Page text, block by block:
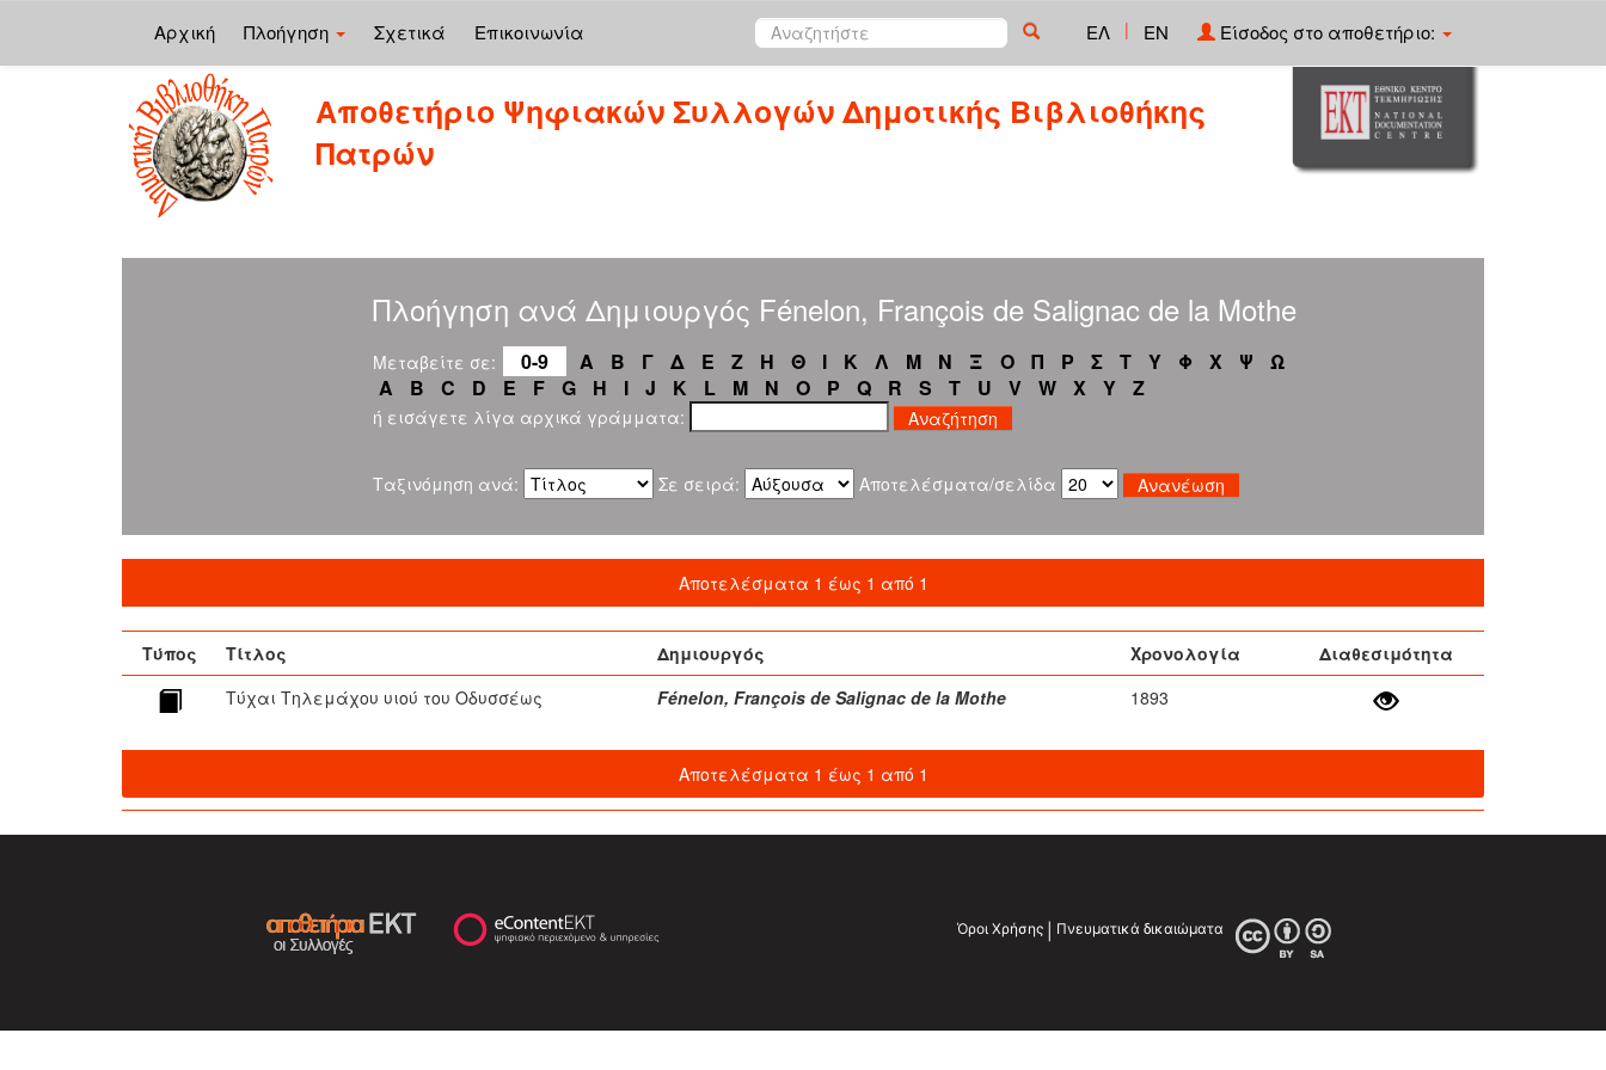
Αρχική Πλοήγηση Σχετικά Επικοινωνία ΕΛ | EN Είσοδος στο αποθετήριο:
Αποθετήριο Ψηφιακών Συλλογών Δημοτικής Βιβλιοθήκης
Πατρών
Πλοήγηση ανά Δημιουργός Fénelon, François de Salignac de la Mothe
Μεταβείτε σε: 0-9 Α Β Γ Δ Ε Ζ Η Θ Ι Κ Λ Μ Ν Ξ Ο Π Ρ Σ Τ Υ Φ Χ Ψ
Ω
A
B C D E F G H I J K L M N O P Q R S T U V W X Y Z
ή εισάγετε λίγα αρχικά γράμματα:
Ταξινόμηση ανά: Σε σειρά: Αποτελέσματα/σελίδα
Αποτελέσματα 1 έως 1 από 1
Τύπος Τίτλος Δημιουργός Χρονολογία
Διαθεσιμότητα
Τύχαι Τηλεμάχου υιού του Οδυσσέως
Fénelon, François de Salignac de la Mothe 1893
Αποτελέσματα 1 έως 1 από 1